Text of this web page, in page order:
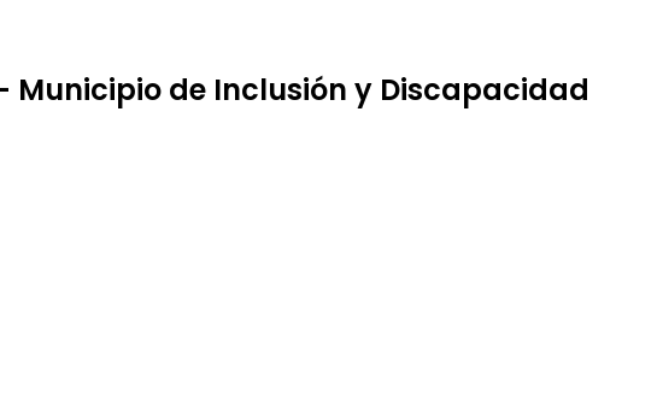
Municipio de Inclusión y Discapacidad